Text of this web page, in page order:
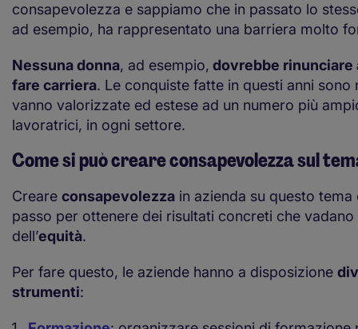
consapevolezza e sappiamo che in passato lo
ad esempio, ha rappresentato una barriera molto
Nessuna donna, ad esempio, dovrebbe rinunciare
fare carriera. Le conquiste fatte in questi anni sono
vanno valorizzate ed estese ad un numero più
lavoratrici, in ogni settore.
Come si può creare consapevolezza sul
Creare consapevolezza in azienda su questo tema
passo per ottenere dei risultati concreti che vadano
dell’equità.
Per fare questo, le aziende hanno a disposizione
strumenti: